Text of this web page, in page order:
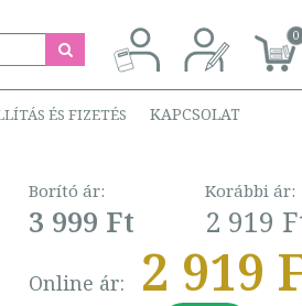
0
ÉS FIZETÉS KAPCSOLAT
Borító ár:
3 999 Ft
Korábbi ár:
2 919
Online ár: 2 919